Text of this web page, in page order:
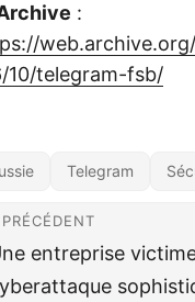
:
10/telegram-fsb/
Telegram
entreprise